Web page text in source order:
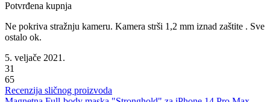
Potvrđena kupnja
Ne pokriva stražnju kameru. Kamera strši 1,2 mm iznad zaštite . Sve
ostalo ok.
5. veljače 2021.
31
65
Recenzija sličnog proizvoda